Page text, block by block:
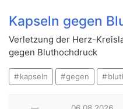
Kapseln gegen
Verletzung der Herz-
gegen Bluthochdruck
kapseln gegen